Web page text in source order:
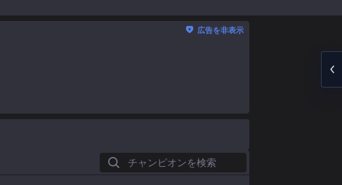
広告を非表示
チャンピオンを検索